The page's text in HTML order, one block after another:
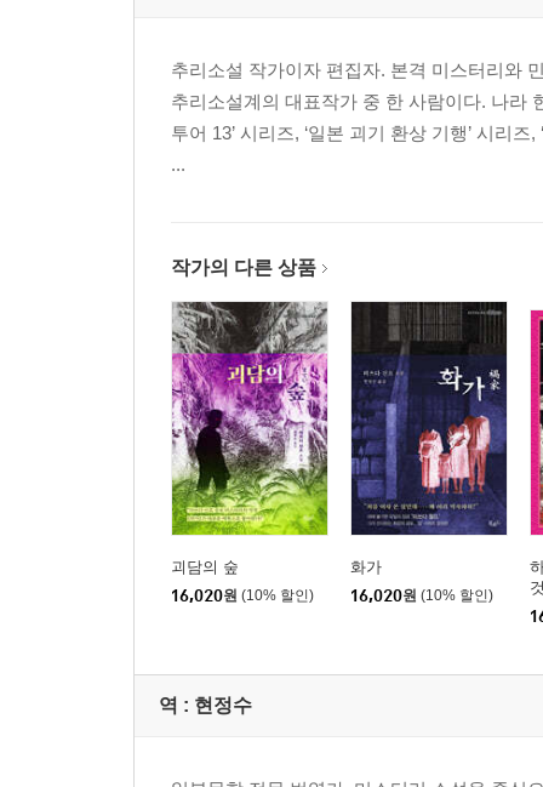
추리소설 작가이자 편집자. 본격 미스터리와
추리소설계의 대표작가 중 한 사람이다. 나라
투어 13’ 시리즈, ‘일본 괴기 환상 기행’ 시리
...
작가의 다른 상품
괴담의 숲
16,020원 (10% 할인)
화가
16,020원 (10% 할인)
역 : 현정수